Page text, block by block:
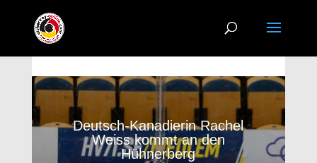
Deutsch-Kanadierin Rachel
Weiss kommt an den
Hühnerberg